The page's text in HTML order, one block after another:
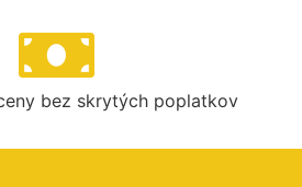
bez skrytých poplatkov